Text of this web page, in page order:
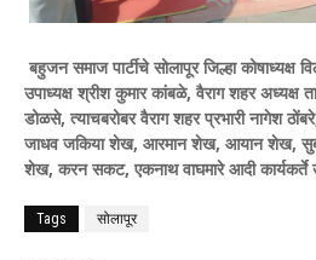
बहुजन समाज पार्टीचे सोलापूर जिल्हा कोषाध्यक्ष
उपाध्यक्ष श्रीश कुमार कांबळे, वैराग शहर अध्यक्ष
डोळसे, त्याचबरोबर वैराग शहर प्रभारी नागेश
जाधव जकिया शेख, आरमान शेख, आयान शेख,
शेख, करन सकट, एकनाथ वाघमारे आदी कार्यकर्ते
Tags सोलापूर